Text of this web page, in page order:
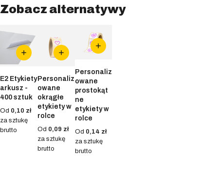
Zobacz alternatywy
E2 Etykiety
arkusz -
400 sztuk
Od 0,10 zł
za sztukę
brutto
Personaliz
owane
okrągłe
etykiety w
rolce
Od 0,09 zł
za sztukę
brutto
Personaliz
owane
prostokąt
ne
etykiety w
rolce
Od 0,14 zł
za sztukę
brutto